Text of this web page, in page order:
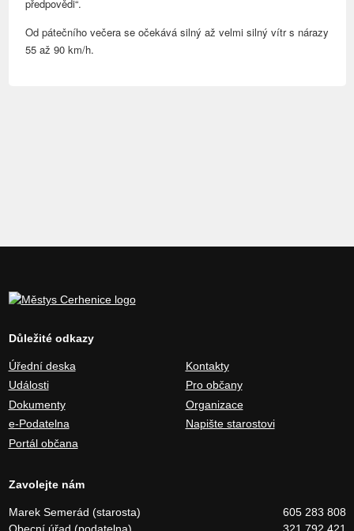
předpovědi“.
Od pátečního večera se očekává silný až velmi silný vítr s nárazy
55 až 90 km/h.
Důležité odkazy
Úřední deska
Události
Dokumenty
e-Podatelna
Portál občana
Kontakty
Pro občany
Organizace
Napište starostovi
Zavolejte nám
Marek Semerád (starosta)
605 283 808